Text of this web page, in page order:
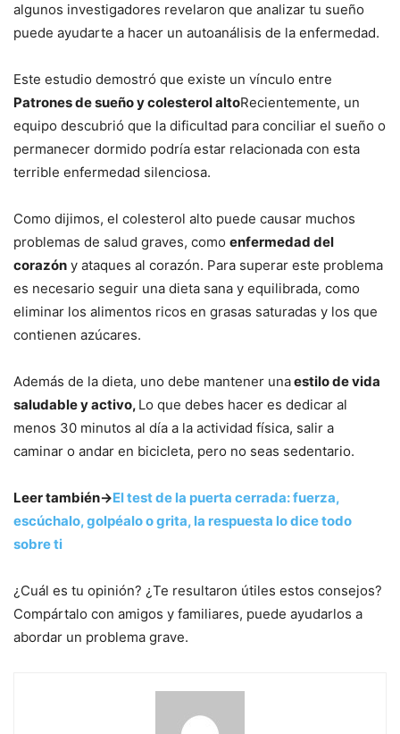
algunos investigadores revelaron que analizar tu sueño
puede ayudarte a hacer un autoanálisis de la enfermedad.
Este estudio demostró que existe un vínculo entre
Patrones de sueño y colesterol altoRecientemente, un
equipo descubrió que la dificultad para conciliar el sueño o
permanecer dormido podría estar relacionada con esta
terrible enfermedad silenciosa.
Como dijimos, el colesterol alto puede causar muchos
problemas de salud graves, como enfermedad del
corazón y ataques al corazón. Para superar este problema
es necesario seguir una dieta sana y equilibrada, como
eliminar los alimentos ricos en grasas saturadas y los que
contienen azúcares.
Además de la dieta, uno debe mantener unaestilo de vida
saludable y activo, Lo que debes hacer es dedicar al
menos 30 minutos al día a la actividad física, salir a
caminar o andar en bicicleta, pero no seas sedentario.
Leer también->El test de la puerta cerrada: fuerza,
escúchalo, golpéalo o grita, la respuesta lo dice todo
sobre ti
¿Cuál es tu opinión? ¿Te resultaron útiles estos consejos?
Compártalo con amigos y familiares, puede ayudarlos a
abordar un problema grave.